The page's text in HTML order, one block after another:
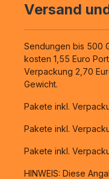
Versand
Sendungen bis 500
kosten 1,55 Euro
Verpackung 2,70
Gewicht.
Pakete inkl.
Pakete inkl.
Pakete inkl.
HINWEIS: Diese